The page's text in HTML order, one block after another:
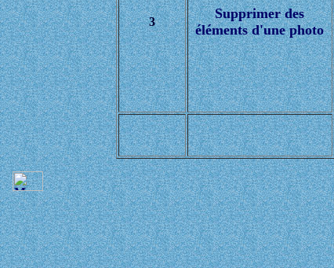
3
Supprimer des
éléments d'une photo